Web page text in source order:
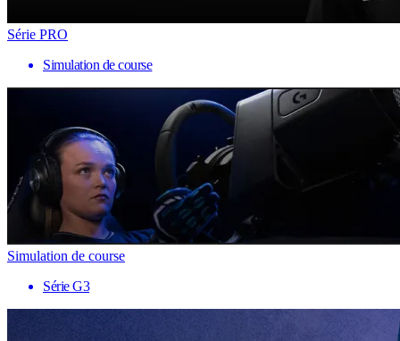
Série PRO
Simulation de course
Simulation de course
Série G3